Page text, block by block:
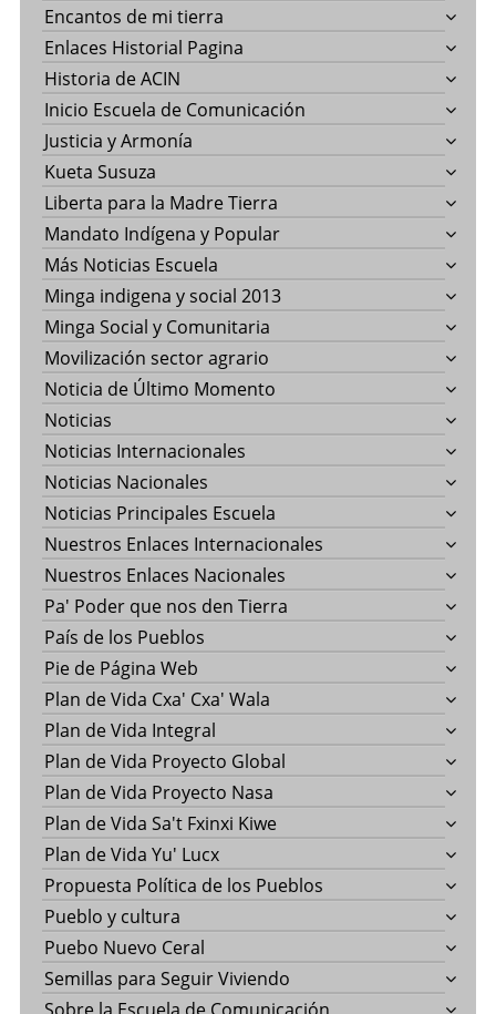
Encantos de mi tierra
Enlaces Historial Pagina
Historia de ACIN
Inicio Escuela de Comunicación
Justicia y Armonía
Kueta Susuza
Liberta para la Madre Tierra
Mandato Indígena y Popular
Más Noticias Escuela
Minga indigena y social 2013
Minga Social y Comunitaria
Movilización sector agrario
Noticia de Último Momento
Noticias
Noticias Internacionales
Noticias Nacionales
Noticias Principales Escuela
Nuestros Enlaces Internacionales
Nuestros Enlaces Nacionales
Pa' Poder que nos den Tierra
País de los Pueblos
Pie de Página Web
Plan de Vida Cxa' Cxa' Wala
Plan de Vida Integral
Plan de Vida Proyecto Global
Plan de Vida Proyecto Nasa
Plan de Vida Sa't Fxinxi Kiwe
Plan de Vida Yu' Lucx
Propuesta Política de los Pueblos
Pueblo y cultura
Puebo Nuevo Ceral
Semillas para Seguir Viviendo